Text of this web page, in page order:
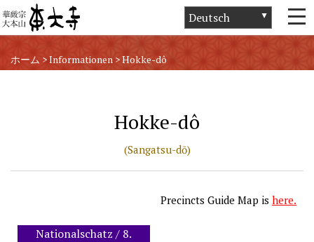
ホーム >Informationen >Hokke-dô
Hokke-dô
(Sangatsu-dō)
Precincts Guide Map is here.
Nationalschatz / 8.